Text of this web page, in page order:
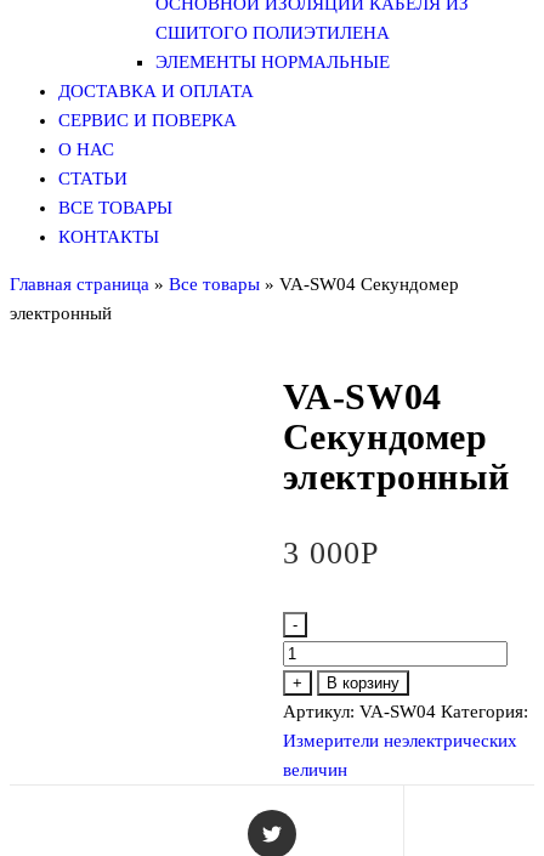
СШИТОГО ПОЛИЭТИЛЕНА
ЭЛЕМЕНТЫ НОРМАЛЬНЫЕ
ДОСТАВКА И ОПЛАТА
СЕРВИС И ПОВЕРКА
О НАС
СТАТЬИ
ВСЕ ТОВАРЫ
КОНТАКТЫ
Главная страница » Все товары » VA-SW04 Секундомер
электронный
VA-SW04
Секундомер
электронный
3 000Р
-
Количество
товара
VA-
SW04
Секундомер
+ В корзину
Артикул: VA-SW04 Категория:
Измерители неэлектрических
величин